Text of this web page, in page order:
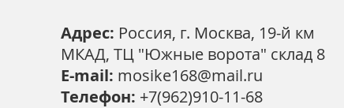
Адрес: Россия, г. Москва, 19-й км
МКАД, ТЦ "Южные ворота" склад 8
E-mail: mosike168@mail.ru
Телефон: +7(962)910-11-68